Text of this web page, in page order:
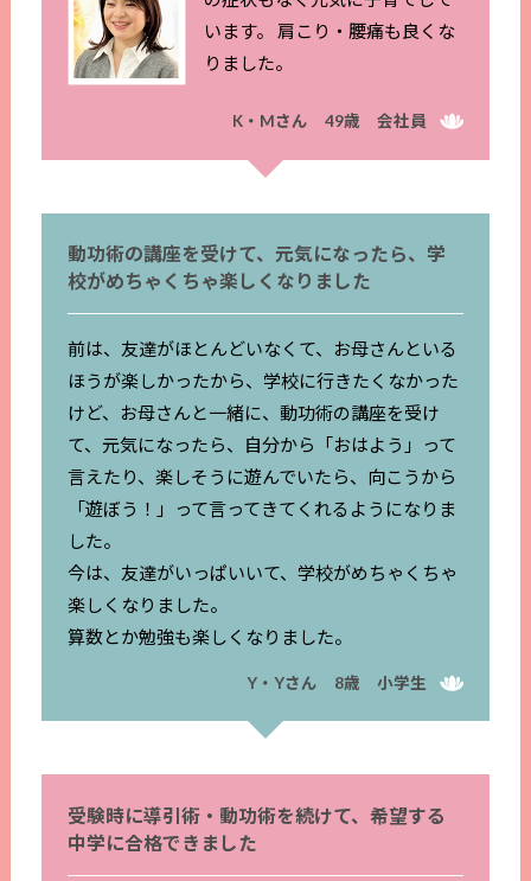
います。 肩こり・腰痛も良くな
りました。
K・Mさん 49歳 会社員
動功術の講座を受けて、元気になったら、学
校がめちゃくちゃ楽しくなりました
前は、友達がほとんどいなくて、お母さんといる
ほうが楽しかったから、学校に行きたくなかった
けど、お母さんと一緒に、動功術の講座を受け
て、元気になったら、自分から「おはよう」って
言えたり、楽しそうに遊んでいたら、向こうから
「遊ぼう！」って言ってきてくれるようになりま
した。
今は、友達がいっぱいいて、学校がめちゃくちゃ
楽しくなりました。
算数とか勉強も楽しくなりました。
Y・Yさん 8歳 小学生
受験時に導引術・動功術を続けて、希望する
中学に合格できました